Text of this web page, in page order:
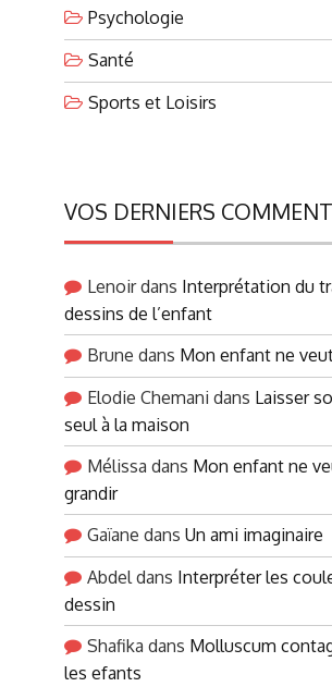
Psychologie
Santé
Sports et Loisirs
VOS DERNIERS
Lenoirdans Interprétation du
dessins de l’enfant
Brune dans Mon enfant ne
Elodie Chemani dans Laisser
seul à la maison
Mélissa dans Mon enfant ne
grandir
Gaïane dans Un ami imaginaire
Abdeldans Interpréter les
dessin
Shafika dans Molluscum
les efants